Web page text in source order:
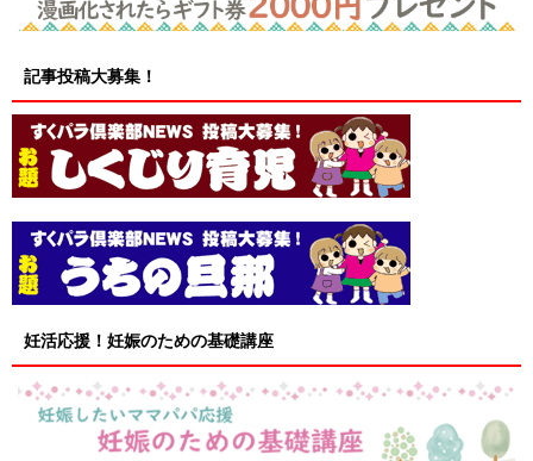
記事投稿大募集！
妊活応援！妊娠のための基礎講座